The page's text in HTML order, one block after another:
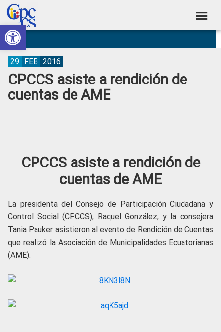
Abrir barra de herramientas
Skip
to
primary
navigation
Skip
to
main
content
Skip
to
primary
sidebar
Skip
to
footer
Consejo
de
Participación
Ciudadana
Construyendo
Poder
Ciudadano
CPCCS asiste a rendición de
cuentas de AME
29 FEB 2016
CPCCS asiste a rendición de
cuentas de AME
La presidenta del Consejo de Participación Ciudadana y
Control Social (CPCCS), Raquel González, y la consejera
Tania Pauker asistieron al evento de Rendición de Cuentas
que realizó la Asociación de Municipalidades Ecuatorianas
(AME).